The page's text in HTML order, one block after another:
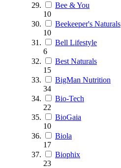
Bee & You
10
Beekeeper's Naturals
10
Bell Lifestyle
6
Best Naturals
15
BigMan Nutrition
34
Bio-Tech
22
BioGaia
10
Biola
17
Biophix
23